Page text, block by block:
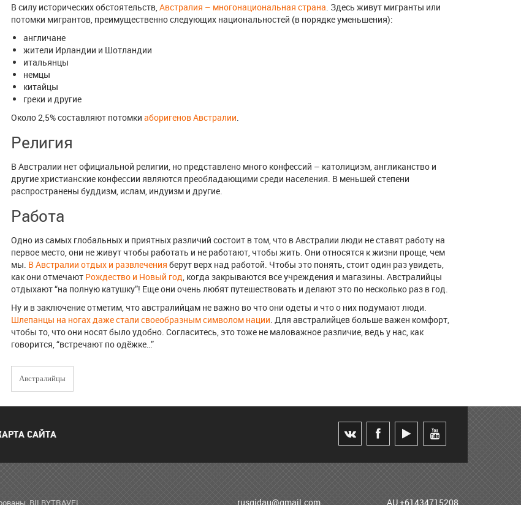
В силу исторических обстоятельств, Австралия – многонациональная страна . Здесь живут мигранты или
потомки мигрантов, преимущественно следующих национальностей (в порядке уменьшения):
англичане
жители Ирландии и Шотландии
итальянцы
немцы
китайцы
греки и другие
Около 2,5% составляют потомки аборигенов Австралии
Религия
В Австралии нет официальной религии, но представлено много конфессий – католицизм, англиканство и
другие христианские конфессии являются преобладающими среди населения. В меньшей степени
распространены буддизм, ислам, индуизм и другие.
Работа
Одно из самых глобальных и приятных различий состоит в том, что в Австралии люди не ставят работу на
первое место, они не живут чтобы работать и не работают, чтобы жить. Они относятся к жизни проще, чем
мы. В Австралии отдых и развлечения берут верх над работой. Чтобы это понять, стоит один раз увидеть,
как они отмечают Рождество и Новый год , когда закрываются все учреждения и магазины. Австралийцы
отдыхают “на полную катушку”! Еще они очень любят путешествовать и делают это по несколько раз в год.
Ну и в заключение отметим, что австралийцам не важно во что они одеты и что о них подумают люди.
Шлепанцы на ногах даже стали своеобразным символом нации . Для австралийцев больше важен комфорт,
чтобы то, что они носят было удобно. Согласитесь, это тоже не маловажное различие, ведь у нас, как
говорится, “встречают по одёжке…”
Австралийцы
САЙТА
BILBYTRAVEL rusgidau@gmail.com AU +61434715208